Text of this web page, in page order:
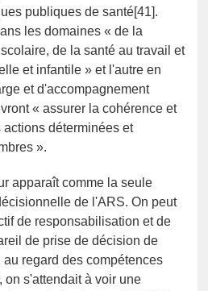
publiques de santé[41].
les domaines « de la
de la santé au travail et
et infantile » et l'autre en
et d'accompagnement
« assurer la cohérence et
actions déterminées et
».
apparaît comme la seule
de l'ARS. On peut
de responsabilisation et de
de prise de décision de
au regard des compétences
on s'attendait à voir une